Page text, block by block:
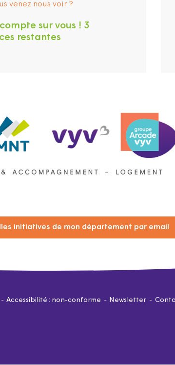
venez nous voir ?
sur vous ! 3
restantes
initiatives de mon département par email
Accessibilité : non-conforme Newsletter